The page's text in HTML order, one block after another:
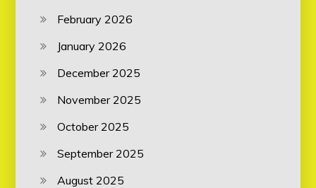
February 2026
January 2026
December 2025
November 2025
October 2025
September 2025
August 2025